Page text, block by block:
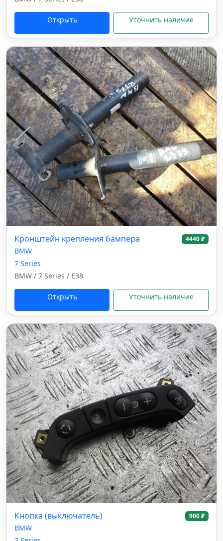
Открыть Уточнить наличие
Кронштейн крепления бампера 4440 ₽
BMW
7 Series
BMW / 7 Series / E38
Открыть Уточнить наличие
Кнопка (выключатель) 900 ₽
BMW